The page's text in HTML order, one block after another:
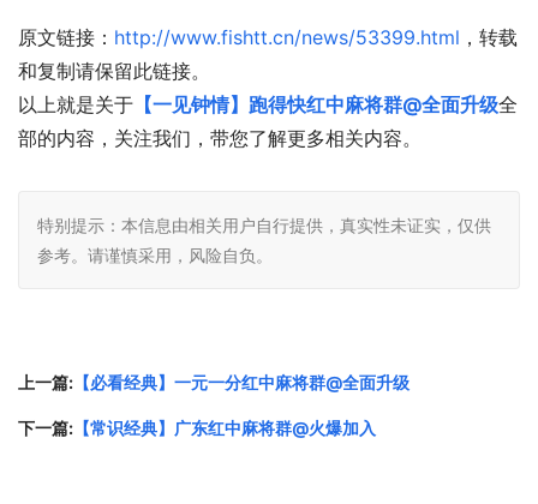
原文链接： http://www.fishtt.cn/news/53399.html ，转载
和复制请保留此链接。
以上就是关于 【一见钟情】跑得快红中麻将群@全面升级全
部的内容，关注我们，带您了解更多相关内容。
特别提示：本信息由相关用户自行提供，真实性未证实，仅供
参考。请谨慎采用，风险自负。
上一篇: 【必看经典】一元一分红中麻将群@全面升级
下一篇: 【常识经典】广东红中麻将群@火爆加入